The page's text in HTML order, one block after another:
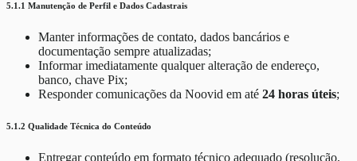
5.1.1 Manutenção de Perfil e Dados Cadastrais
Manter informações de contato, dados bancários e
documentação sempre atualizadas;
Informar imediatamente qualquer alteração de endereço,
banco, chave Pix;
Responder comunicações da Noovid em até 24 horas úteis;
5.1.2 Qualidade Técnica do Conteúdo
Entregar conteúdo em formato técnico adequado (resolução,